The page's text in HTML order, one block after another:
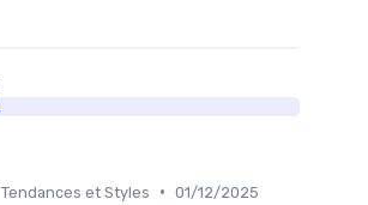
Tendances et Styles • 01/12/2025